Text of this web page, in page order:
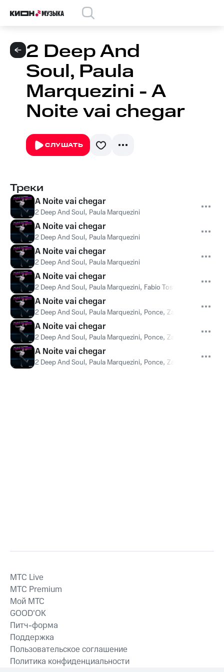
2 Deep And
Soul, Paula
Marquezini - A
Noite vai chegar
СЛУШАТЬ
Треки
A Noite vai chegar
2 Deep And Soul, Paula Marquezini
A Noite vai chegar
2 Deep And Soul, Paula Marquezini
A Noite vai chegar
2 Deep And Soul, Paula Marquezini
A Noite vai chegar
2 Deep And Soul, Paula Marquezini, Fabio Tosti
A Noite vai chegar
2 Deep And Soul, Paula Marquezini, Ponce, Zafer
A Noite vai chegar
2 Deep And Soul, Paula Marquezini, Ponce, Zafer
A Noite vai chegar
2 Deep And Soul, Paula Marquezini, Ponce, Zafer
MTС Live
MTС Premium
Мой МТС
GOOD’OK
Питч-форма
Поддержка
Пользовательское соглашение
Политика конфиденциальности